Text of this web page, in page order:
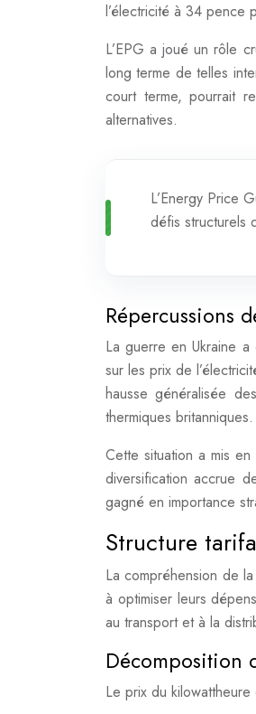
l’électricité à 34 pence
L’EPG a joué un rôle
long terme de telles
court terme, pourrait
alternatives.
L’Energy Price
défis structurels
Répercussions
La guerre en Ukraine
sur les prix de
hausse généralisée
thermiques britanniques.
Cette situation a mis
diversification accrue
gagné en importance
Structure
La compréhension de
à optimiser leurs
au transport et à la
Décomposition
Le prix du